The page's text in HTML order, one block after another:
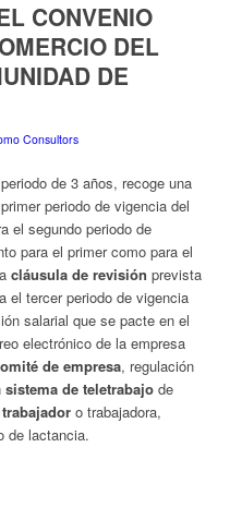
CONVENIO
DEL
DE
Consultors
de 3 años, recoge una
periodo de vigencia del
el segundo periodo de
para el primer como para el
cláusula de revisión prevista
el tercer periodo de vigencia
salarial que se pacte en el
electrónico de la empresa
de empresa, regulación
sistema de teletrabajode
trabajadoro trabajadora,
de lactancia.